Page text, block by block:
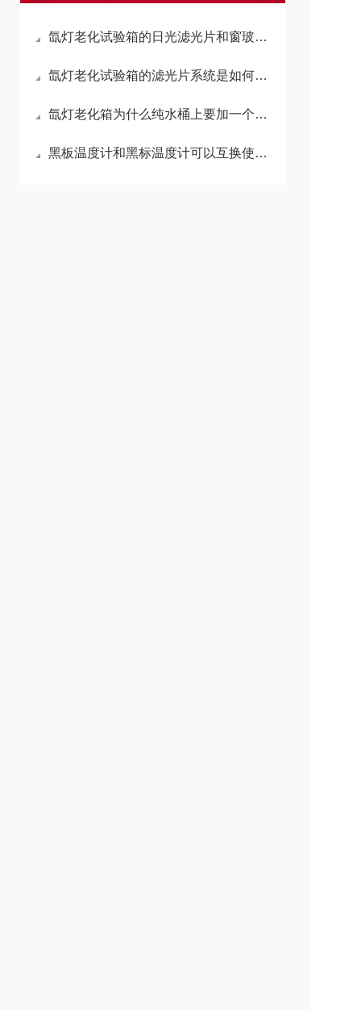
氙灯老化试验箱的日光滤光片和窗玻璃滤光片有什么不同？
氙灯老化试验箱的滤光片系统是如何调节光谱分布的？
氙灯老化箱为什么纯水桶上要加一个空气过滤器？
黑板温度计和黑标温度计可以互换使用吗？